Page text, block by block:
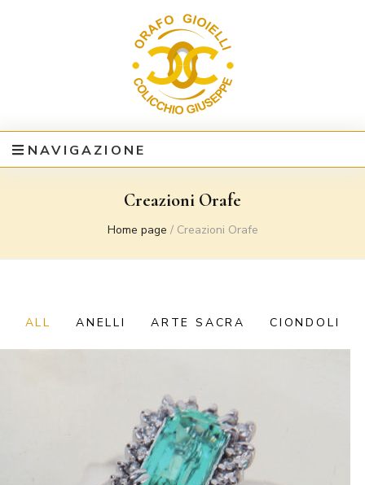
Laboratorio Orafo –
Gioielleria del Maestro
Giuseppe Colicchio Cirò
Marina (CROTONE)
al dettaglio di gioielli esclusivi
NAVIGAZIONE
Creazioni Orafe
Home page / Creazioni Orafe
ALL ANELLI ARTE SACRA CIONDOLI